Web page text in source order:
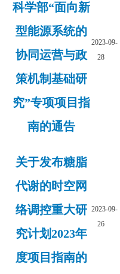
科学部“面向新
型能源系统的
协同运营与政
策机制基础研
究”专项项目指
南的通告
2023-09-
28
关于发布糖脂
代谢的时空网
络调控重大研
究计划2023年
度项目指南的
2023-09-
26